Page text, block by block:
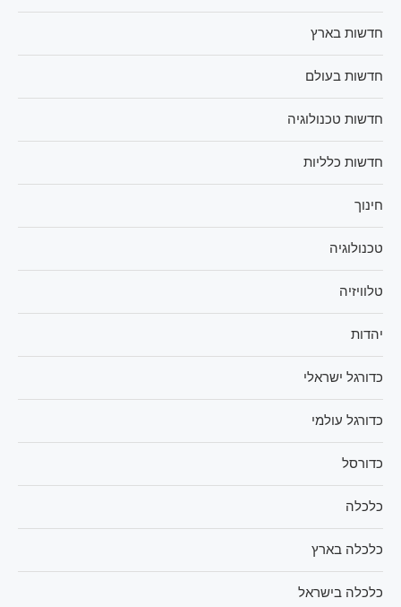
חדשות בארץ
חדשות בעולם
חדשות טכנולוגיה
חדשות כלליות
חינוך
טכנולוגיה
טלוויזיה
יהדות
כדורגל ישראלי
כדורגל עולמי
כדורסל
כלכלה
כלכלה בארץ
כלכלה בישראל